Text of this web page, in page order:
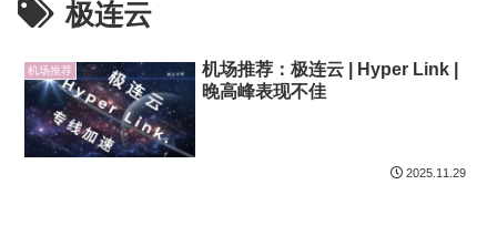
极连云
机场推荐
机场推荐：极连云 | Hyper Link |
晚高峰表现不佳
2025.11.29